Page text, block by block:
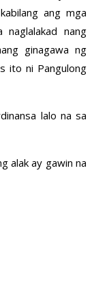
ang mga
nang
ginagawa ng
ito ni Pangulong
lalo na sa
alak ay gawin na